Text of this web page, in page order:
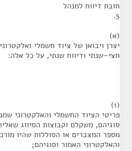
חובת דיווח למנהל
5.
(א)
יצרן ויבואן של ציוד חשמלי
חצי–שנתי ודיווח שנתי, על כל אלה:
(1)
פריטי הציוד החשמלי והאלקטרוני
סוגיהם, משקלם וקבוצות הסיווג
מספר המצברים או הסוללות שהיו
והאלקטרוני האמור וסוגיהם;